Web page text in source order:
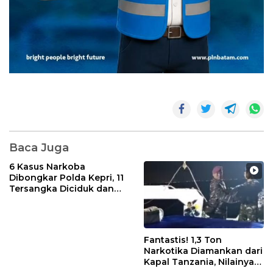
Baca Juga
6 Kasus Narkoba
Dibongkar Polda Kepri, 11
Tersangka Diciduk dan
Fantastis! 1,3 Ton
Narkotika Diamankan dari
Kapal Tanzania, Nilainya